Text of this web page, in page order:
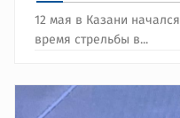
12 мая в Казани
время стрельбы в...